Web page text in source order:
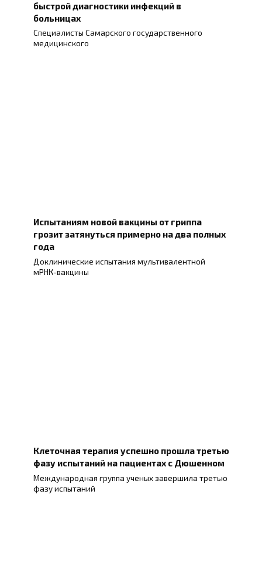
быстрой диагностики инфекций в
больницах
Специалисты Самарского государственного
медицинского
Испытаниям новой вакцины от гриппа
грозит затянуться примерно на два полных
года
Доклинические испытания мультивалентной
мРНК-вакцины
Клеточная терапия успешно прошла третью
фазу испытаний на пациентах с Дюшенном
Международная группа ученых завершила третью
фазу испытаний